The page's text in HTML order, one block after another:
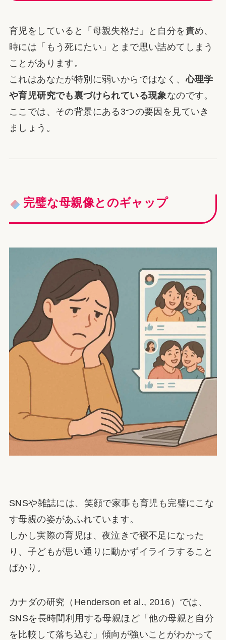
育児をしていると「母親失格だ」と自分を責め、
時には「もう死にたい」とまで思い詰めてしまう
ことがあります。
これはあなたが特別に弱いからではなく、心理学
や育児研究でも裏づけられている現象なのです。
ここでは、その背景にある3つの要因を見ていき
ましょう。
完璧な母親像とのギャップ
SNSや雑誌には、笑顔で家事も育児も完璧にこな
す母親の姿があふれています。
しかし実際の育児は、夜泣きで寝不足になった
り、子どもが思い通りに動かずイライラすること
ばかり。
カナダの研究（Henderson et al., 2016）では、
SNSを長時間利用する母親ほど「他の母親と自分
を比較して落ち込む」傾向が強いことがわかって